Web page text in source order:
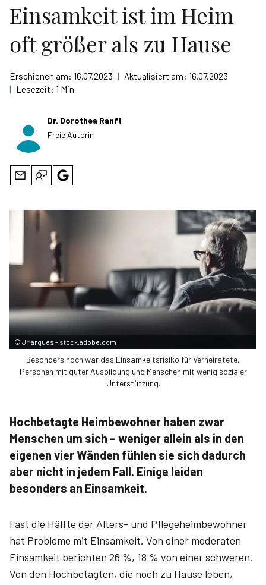
Einsamkeit ist im Heim
oft größer als zu Hause
Erschienen am: 16.07.2023 | Aktualisiert am: 16.07.2023
| Lesezeit: 1 Min
Dr. Dorothea Ranft
Freie Autorin
© JMarques – stock.adobe.com
Besonders hoch war das Einsamkeitsrisiko für Verheiratete,
Personen mit guter Ausbildung und Menschen mit wenig sozialer
Unterstützung.
Hochbetagte Heimbewohner haben zwar
Menschen um sich – weniger allein als in den
eigenen vier Wänden fühlen sie sich dadurch
aber nicht in jedem Fall. Einige leiden
besonders an Einsamkeit.
Fast die Hälfte der Alters- und Pflegeheimbewohner
hat Probleme mit Einsamkeit. Von einer moderaten
Einsamkeit berichten 26 %, 18 % von einer schweren.
Von den Hochbetagten, die noch zu Hause leben,